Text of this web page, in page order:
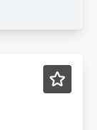
Semi-mobiliado